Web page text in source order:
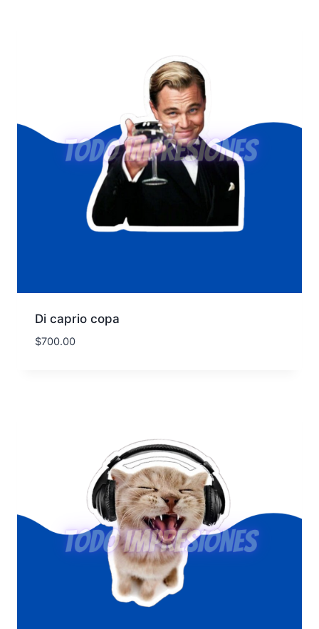
Di caprio copa
$700.00